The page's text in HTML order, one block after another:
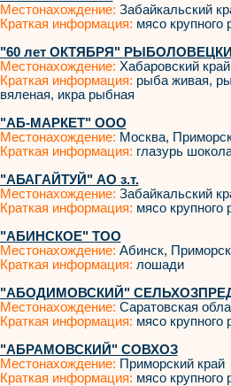
Местонахождение: Забайкальский
Краткая информация: мясо крупного
"60 лет ОКТЯБРЯ"
Местонахождение: Хабаровский край
Краткая информация: рыба живая,
вяленая, икра рыбная
"АБ-МАРКЕТ" ООО
Местонахождение: Москва,
Краткая информация: глазурь
"АБАГАЙТУЙ" АО з.т.
Местонахождение: Забайкальский
Краткая информация: мясо крупного
"АБИНСКОЕ" ТОО
Местонахождение: Абинск,
Краткая информация: лошади
"АБОДИМОВСКИЙ"
Местонахождение: Саратовская
Краткая информация: мясо крупного
"АБРАМОВСКИЙ" СОВХОЗ
Местонахождение: Приморский край
Краткая информация: мясо крупного